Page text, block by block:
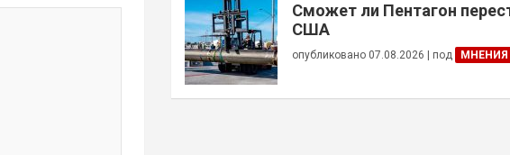
Сможет ли Пентагон
США
опубликовано 07.08.2026 под МНЕНИЯ